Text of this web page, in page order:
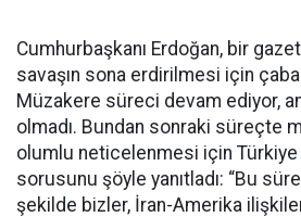
Cumhurbaşkanı Erdoğan, bir
savaşın sona erdirilmesi için
Müzakere süreci devam ediyor,
olmadı. Bundan sonraki süreçte
olumlu neticelenmesi için Türkiye
sorusunu şöyle yanıtladı: “Bu
şekilde bizler, İran-Amerika